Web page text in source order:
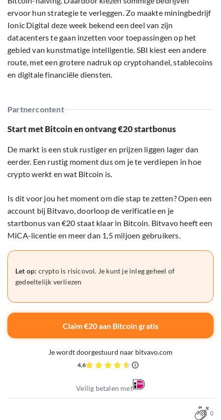
ervoor hun strategie te verleggen. Zo maakte miningbedrijf
Ionic Digital deze week bekend een deel van zijn
datacenters te gaan inzetten voor toepassingen op het
gebied van kunstmatige intelligentie. SBI kiest een andere
route, met een grotere nadruk op cryptohandel, stablecoins
en digitale financiële diensten.
Partnercontent
Start met Bitcoin en ontvang €20 startbonus
De markt is een stuk rustiger en prijzen liggen lager dan
eerder. Een rustig moment dus om je te verdiepen in hoe
crypto werkt en wat Bitcoin is.
Is dit voor jou het moment om die stap te zetten? Open een
account bij Bitvavo, doorloop de verificatie en je
startbonus van €20 staat klaar in Bitcoin. Bitvavo heeft een
MiCA-licentie en meer dan 1,5 miljoen gebruikers.
Let op: crypto is risicovol. Je kunt je inleg geheel of
gedeeltelijk verliezen
Claim €20 aan Bitcoin gratis
Je wordt doorgestuurd naar bitvavo.com
4,6
Veilig betalen met
0